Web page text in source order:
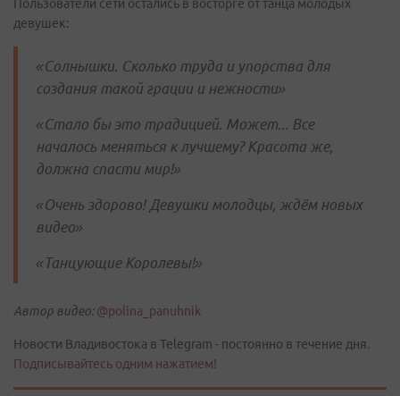
Пользователи сети остались в восторге от танца молодых
девушек:
«Cолнышки. Сколько труда и упорства для
создания такой грации и нежности»
«Стало бы это традицией. Может... Все
началось меняться к лучшему? Красота же,
должна спасти мир!»
«Очень здорово! Девушки молодцы, ждём новых
видео»
«Танцующие Королевы!»
Автор видео:@polina_panuhnik
Новости Владивостока в Telegram - постоянно в течение дня.
Подписывайтесь одним нажатием!